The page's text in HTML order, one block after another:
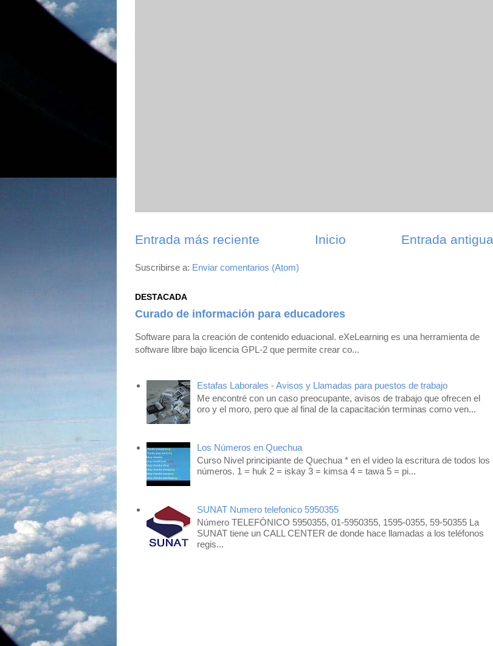
Entrada más reciente Entrada antigua
Inicio
Suscribirse a: Enviar comentarios (Atom)
DESTACADA
Curado de información para educadores
Software para la creación de contenido eduacional. eXeLearning es una herramienta de
software libre bajo licencia GPL-2 que permite crear co...
Estafas Laborales - Avisos y Llamadas para puestos de trabajo
Me encontré con un caso preocupante, avisos de trabajo que ofrecen el
oro y el moro, pero que al final de la capacitación terminas como ven...
Los Números en Quechua
Curso Nivel principiante de Quechua * en el video la escritura de todos los
números. 1 = huk 2 = iskay 3 = kimsa 4 = tawa 5 = pi...
SUNAT Numero telefonico 5950355
Número TELEFÓNICO 5950355, 01-5950355, 1595-0355, 59-50355 La
SUNAT tiene un CALL CENTER de donde hace llamadas a los teléfonos
regis...